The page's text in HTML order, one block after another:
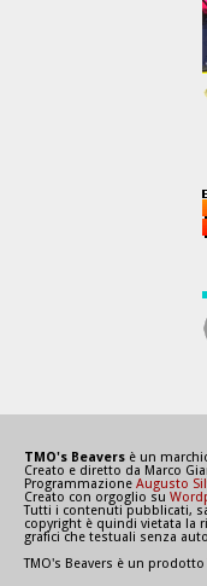
TMO's Beavers è un
Creato e diretto da Marco
Programmazione Augusto
Creato con orgoglio su
Tutti i contenuti pubblicati,
copyright è quindi vietata la
grafici che testuali senza
TMO's Beavers è un prodotto